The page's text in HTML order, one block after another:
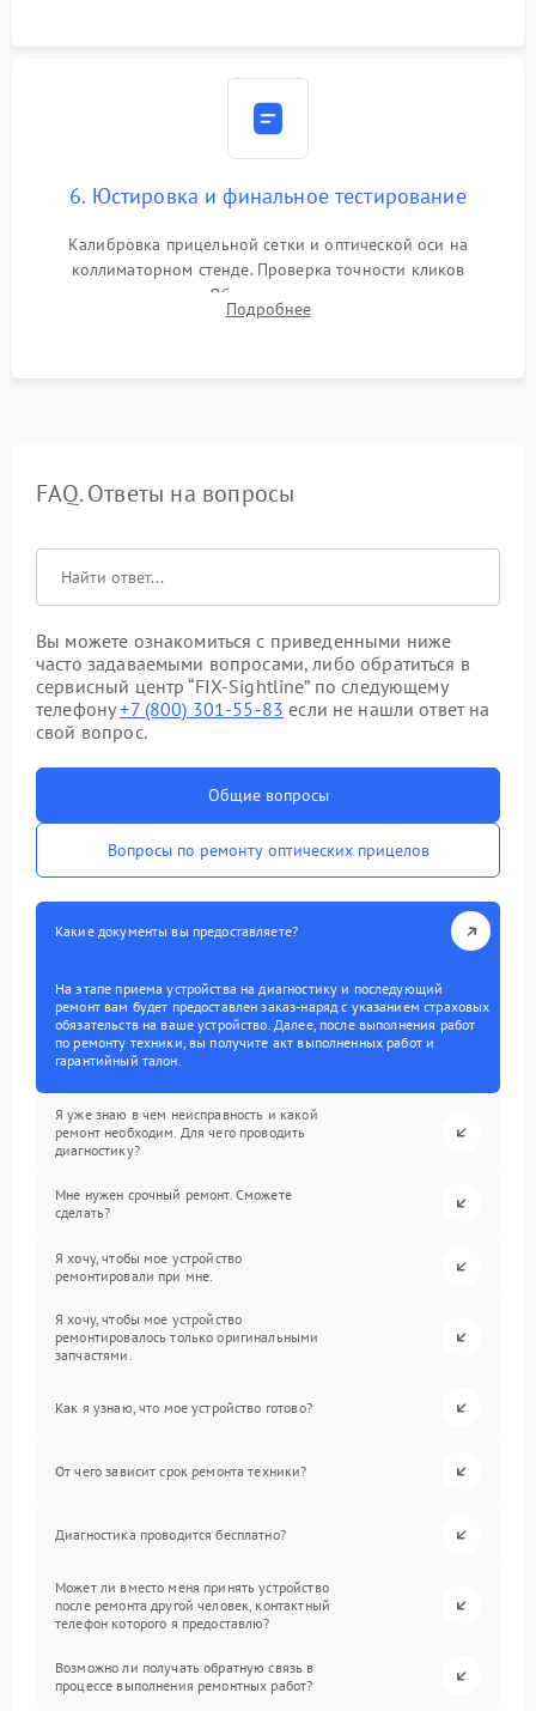
6. Юстировка и финальное тестирование
Калибровка прицельной сетки и оптической оси на
коллиматорном стенде. Проверка точности кликов
механизма поправок. Обязательное испытание прицела на
ударном стенде для проверки устойчивости к отдаче и
Подробнее
FAQ. Ответы на вопросы
Вы можете ознакомиться с приведенными ниже
часто задаваемыми вопросами, либо обратиться в
сервисный центр “FIX-Sightline” по следующему
телефону+7 (800) 301-55-83 если не нашли ответ на
свой вопрос.
Общие вопросы
Вопросы по ремонту оптических прицелов
Какие документы вы предоставляете?
На этапе приема устройства на диагностику и последующий
ремонт вам будет предоставлен заказ-наряд с указанием страховых
обязательств на ваше устройство. Далее, после выполнения работ
по ремонту техники, вы получите акт выполненных работ и
гарантийный талон.
Я уже знаю в чем неисправность и какой
ремонт необходим. Для чего проводить
диагностику?
Мне нужен срочный ремонт. Сможете
сделать?
Я хочу, чтобы мое устройство
ремонтировали при мне.
Я хочу, чтобы мое устройство
ремонтировалось только оригинальными
запчастями.
Как я узнаю, что мое устройство готово?
От чего зависит срок ремонта техники?
Диагностика проводится бесплатно?
Может ли вместо меня принять устройство
после ремонта другой человек, контактный
телефон которого я предоставлю?
Возможно ли получать обратную связь в
процессе выполнения ремонтных работ?